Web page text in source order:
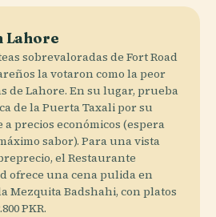
Lahore
sobrevaloradas de Fort Road
la votaron como la peor
de Lahore. En su lugar, prueba
de la Puerta Taxali por su
precios económicos (espera
sabor). Para una vista
el Restaurante
ofrece una cena pulida en
Mezquita Badshahi, con platos
PKR.